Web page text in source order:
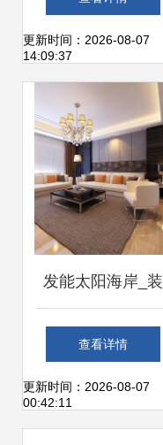
选，筑就健康运动
更新时间：2026-08-07
14:09:37
发能太阳海岸_装
修效果图_安徽艺
念装饰工程_合肥
查看详情
更新时间：2026-08-07
00:42:11